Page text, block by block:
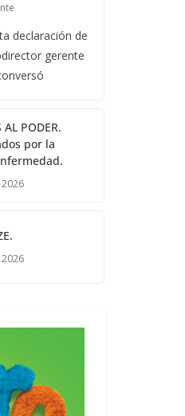
declaración de
gerente
AL PODER.
por la